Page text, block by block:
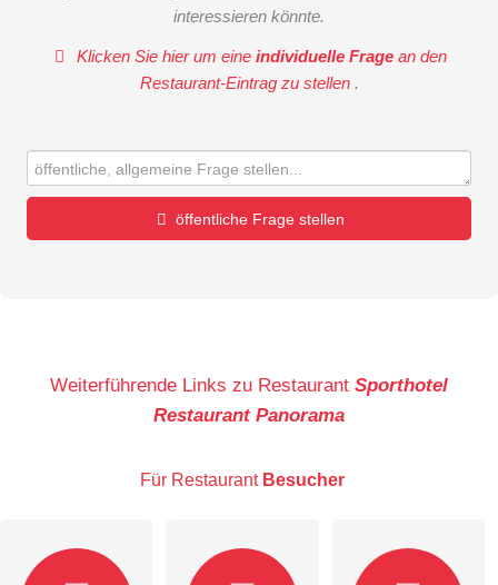
interessieren könnte.
Klicken Sie hier um eineindividuelle Frage an den
Restaurant-Eintrag zu stellen .
öffentliche Frage stellen
Weiterführende Links zu Restaurant Sporthotel
Restaurant Panorama
Für Restaurant Besucher